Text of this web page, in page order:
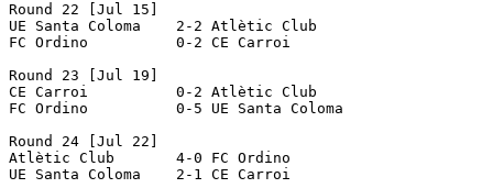
Round 22 [Jul 15]
UE Santa Coloma    2-2 Atlètic Club
FC Ordino          0-2 CE Carroi
Round 23 [Jul 19]
CE Carroi          0-2 Atlètic Club
FC Ordino          0-5 UE Santa Coloma
Round 24 [Jul 22]
Atlètic Club       4-0 FC Ordino
UE Santa Coloma    2-1 CE Carroi